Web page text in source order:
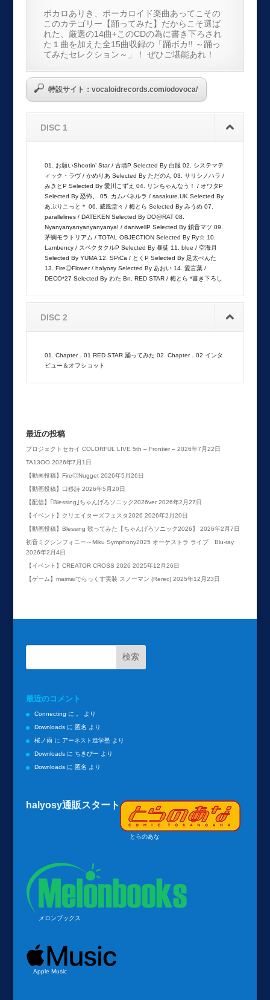
ボカロありき、ボーカロイド楽曲あってこその
このカテゴリー【踊ってみた】だからこそ選ば
れた、厳選の14曲+このCDの為に書き下ろされ
た１曲を加えた全15曲収録の「踊ボカ!! ～踊っ
てみたセレクション～」！ ぜひご堪能あれ！
特設サイト：vocaloidrecords.com/odovoca/
DISC 1
01. お願いShootin’ Star / 古墳P Selected By 白服 02. システマテ
ィック・ラヴ / かめりあ Selected By ただのん 03. サリシノハラ /
みきとP Selected By 愛川こずえ 04. リンちゃんなう！ / オワタP
Selected By 恐怖。 05. カムパネルラ / sasakure.UK Selected By
あぷりこっと＊ 06. 威風堂々 / 梅とら Selected By みうめ 07.
parallelines / DATEKEN Selected By DO@RAT 08.
Nyanyanyanyanyanyanya! / daniwellP Selected By 鎖音マツ 09.
茅蜩モラトリアム / TOTAL OBJECTION Selected By Ry☆ 10.
Lambency / スペクタクルP Selected By 暴徒 11. blue / 空海月
Selected By YUMA 12. SPiCa / とくP Selected By 足太ぺんた
13. Fire◎Flower / halyosy Selected By あおい 14. 愛言葉 /
DECO*27 Selected By わた Bn. RED STAR / 梅とら *書き下ろし
DISC 2
01. Chapter．01 RED STAR 踊ってみた 02. Chapter．02 インタ
ビュー＆オフショット
最近の投稿
プロジェクトセカイ COLORFUL LIVE 5th – Frontier – 2026年7月22日
TA13OO 2026年7月1日
【動画投稿】Fire◎Nugget 2026年5月26日
【動画投稿】口移詩 2026年5月20日
【配信】｢Blessing｣ちゃんげろソニック2026ver 2026年2月27日
【イベント】クリエイターズフェスタ2026 2026年2月20日
【動画投稿】Blessing 歌ってみた【ちゃんげろソニック2026】
2026年2月7日
初音ミクシンフォニー～Miku Symphony2025 オーケストラ ライブ Blu-ray
2026年2月4日
【イベント】CREATOR CROSS 2026 2025年12月26日
【ゲーム】maimaiでらっくす実装 スノーマン (Rerec) 2025年12月23日
最近のコメント
Connecting に
より
Downloadsに 匿名 より
桜ノ雨に アーネスト進学塾より
Downloadsに ちきぴー より
Downloadsに 匿名 より
halyosy通販スタート
とらのあな
メロンブックス
Apple Music